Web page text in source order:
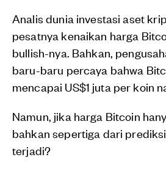
Analis dunia investasi aset
pesatnya kenaikan harga
bullish-nya. Bahkan,
baru-baru percaya bahwa
mencapai US$1 juta per koin
Namun, jika harga Bitcoin
bahkan sepertiga dari
terjadi?